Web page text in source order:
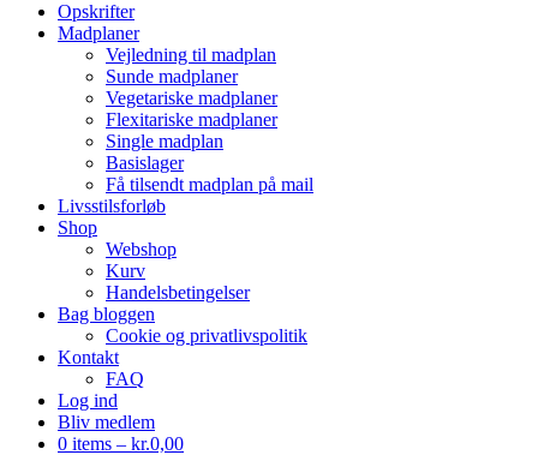
Opskrifter
Madplaner
Vejledning til madplan
Sunde madplaner
Vegetariske madplaner
Flexitariske madplaner
Single madplan
Basislager
Få tilsendt madplan på mail
Livsstilsforløb
Shop
Webshop
Kurv
Handelsbetingelser
Bag bloggen
Cookie og privatlivspolitik
Kontakt
FAQ
Log ind
Bliv medlem
0 items – kr.0,00